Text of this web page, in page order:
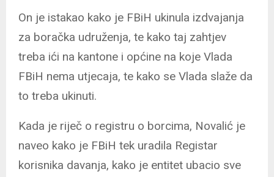
On je istakao kako je FBiH ukinula izdvajanja
za boračka udruženja, te kako taj zahtjev
treba ići na kantone i općine na koje Vlada
FBiH nema utjecaja, te kako se Vlada slaže da
to treba ukinuti.
Kada je riječ o registru o borcima, Novalić je
naveo kako je FBiH tek uradila Registar
korisnika davanja, kako je entitet ubacio sve